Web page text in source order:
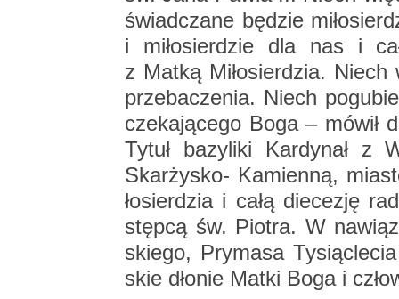
świad­cza­ne bę­dzie
i mi­ło­sier­dzie dla nas i
z Matką Mi­ło­sier­dzia.
prze­ba­cze­nia. Niech
cze­ka­ją­ce­go Boga – mówił
Tytuł ba­zy­li­ki Kar­dy­nał z
Skar­ży­sko- Ka­mien­ną,
ło­sier­dzia i całą die­ce­zję
stęp­cą św. Pio­tra. W
skie­go, Pry­ma­sa
skie dło­nie Matki Boga i